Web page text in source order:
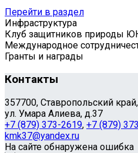
Перейти в раздел
Инфраструктура
Клуб защитников природы
Международное
Гранты и награды
Контакты
357700, Ставропольский
ул. Умара Алиева, д.37
+7 (879) 373-2619, +7 (879)
kmk37@yandex.ru
На сайте обнаружена ошибка